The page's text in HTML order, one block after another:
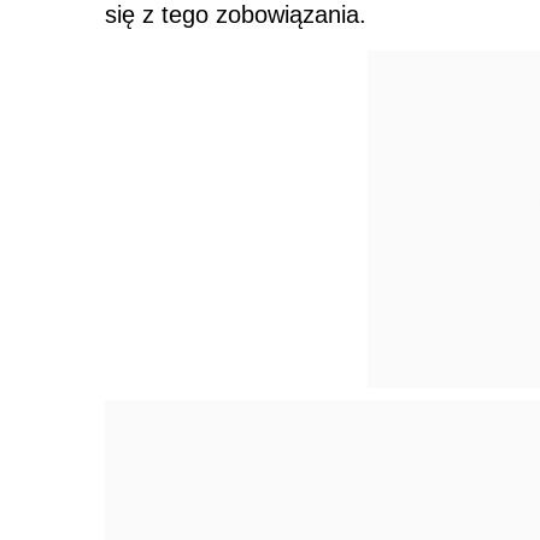
się z tego zobowiązania.